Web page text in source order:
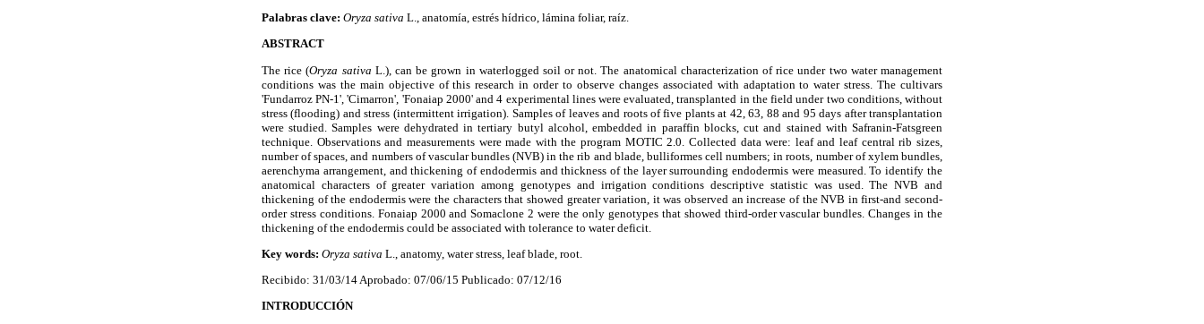
Palabras clave: Oryza sativa L., anatomía, estrés hídrico, lámina foliar, raíz.
ABSTRACT
The rice (Oryza sativa L.), can be grown in waterlogged soil or not. The anatomical characterization of rice under two water management
conditions was the main objective of this research in order to observe changes associated with adaptation to water stress. The cultivars
'Fundarroz PN-1', 'Cimarron', 'Fonaiap 2000' and 4 experimental lines were evaluated, transplanted in the field under two conditions, without
stress (flooding) and stress (intermittent irrigation). Samples of leaves and roots of five plants at 42, 63, 88 and 95 days after transplantation
were studied. Samples were dehydrated in tertiary butyl alcohol, embedded in paraffin blocks, cut and stained with Safranin-Fatsgreen
technique. Observations and measurements were made with the program MOTIC 2.0. Collected data were: leaf and leaf central rib sizes,
number of spaces, and numbers of vascular bundles (NVB) in the rib and blade, bulliformes cell numbers; in roots, number of xylem bundles,
aerenchyma arrangement, and thickening of endodermis and thickness of the layer surrounding endodermis were measured. To identify the
anatomical characters of greater variation among genotypes and irrigation conditions descriptive statistic was used. The NVB and
thickening of the endodermis were the characters that showed greater variation, it was observed an increase of the NVB in first-and second-
order stress conditions. Fonaiap 2000 and Somaclone 2 were the only genotypes that showed third-order vascular bundles. Changes in the
thickening of the endodermis could be associated with tolerance to water deficit.
Key words: Oryza sativa L., anatomy, water stress, leaf blade, root.
Recibido: 31/03/14 Aprobado: 07/06/15 Publicado: 07/12/16
INTRODUCCIÓN